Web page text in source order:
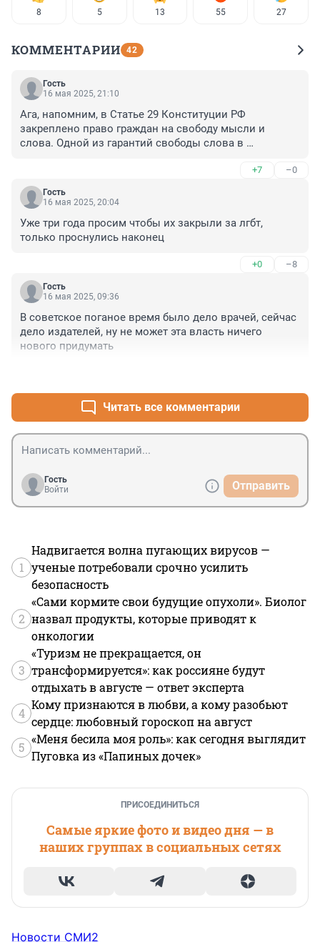
8 5 13 55 27
КОММЕНТАРИИ 42
Гость
16 мая 2025, 21:10
Ага, напомним, в Статье 29 Конституции РФ
закреплено право граждан на свободу мысли и
слова. Одной из гарантий свободы слова в
свободного создания средств массовой информации
и недопустимость цензуры массовой информации.
Книги — массовая информация.
+7 –0
Гость
16 мая 2025, 20:04
Уже три года просим чтобы их закрыли за лгбт,
только проснулись наконец
+0 –8
Гость
16 мая 2025, 09:36
В советское поганое время было дело врачей, сейчас
дело издателей, ну не может эта власть ничего
нового придумать
Читать все комментарии
Гость
Войти
Отправить
1
Надвигается волна пугающих вирусов —
ученые потребовали срочно усилить
безопасность
2
«Сами кормите свои будущие опухоли». Биолог
назвал продукты, которые приводят к
онкологии
3
«Туризм не прекращается, он
трансформируется»: как россияне будут
отдыхать в августе — ответ эксперта
4
Кому признаются в любви, а кому разобьют
сердце: любовный гороскоп на август
5
«Меня бесила моя роль»: как сегодня выглядит
Пуговка из «Папиных дочек»
ПРИСОЕДИНИТЬСЯ
Самые яркие фото и видео дня — в
наших группах в социальных сетях
Новости СМИ2